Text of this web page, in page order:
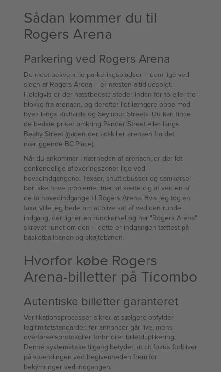
Sådan kommer du til
Rogers Arena
Parkering ved Rogers Arena
De mest bekvemme parkeringspladser – dem lige ved
siden af Rogers Arena – er næsten altid udsolgt.
Heldigvis er der næstbedste steder inden for to eller tre
blokke fra arenaen, og derefter lidt længere oppe mod
byen langs Richards og Seymour Streets. Du kan finde
de bedste priser omkring Pender Street eller langs
Beatty Street (gaden der adskiller arenaen fra det
nærliggende BC Place).
Når du ankommer i nærheden af arenaen, er der let
genkendelige afleveringszoner lige ved
hovedindgangene. Taxaer, shuttlebusser og samkørsel
bør ikke have problemer med at sætte dig af ved en af
de to hovedindgange til Rogers Arena. Hvis jeg tog en
taxa, ville jeg bede om at blive sat af ved den runde
indgang, der ligner en rundkørsel og har "Rogers Arena"
skrevet rundt om den – dette er indgangen tættest på
basketballbanen og skøjtebanen.
Hvorfor købe Rogers
Arena-billetter på Ticombo
Autentiske billetter garanteret
Verifikationsprocesser sikrer, at sælgere opfylder
legitimitetstandarder, før annoncer går live, mens
overførselsprotokoller forhindrer billetduplikering.
Denne systematiske tilgang betyder, at dit fokus forbliver
på spændingen ved begivenheden frem for
bekymringer ved indgangen.